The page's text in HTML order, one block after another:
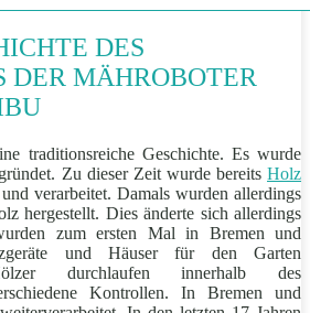
DES
DER MÄHROBOTER
traditionsreiche Geschichte. Es wurde
Zu dieser Zeit wurde bereits Holz
verarbeitet. Damals wurden allerdings
hergestellt. Dies änderte sich allerdings
zum ersten Mal in Bremen und
und Häuser für den Garten
durchlaufen innerhalb des
Kontrollen. In Bremen und